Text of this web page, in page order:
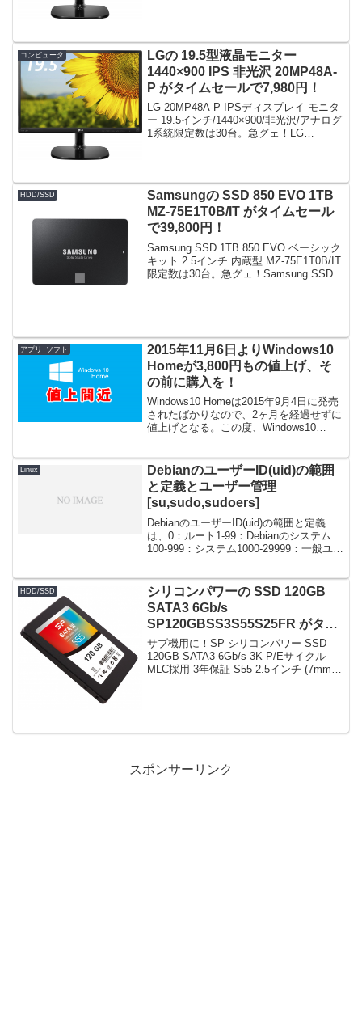
コンピュータ
LGの 19.5型液晶モニター
1440×900 IPS 非光沢 20MP48A-
P がタイムセールで7,980円！
LG 20MP48A-P IPSディスプレイ モニタ
ー 19.5インチ/1440×900/非光沢/アナログ
1系統限定数は30台。急グェ！LG
HDD/SSD
Samsungの SSD 850 EVO 1TB
MZ-75E1T0B/IT がタイムセール
で39,800円！
Samsung SSD 1TB 850 EVO ベーシック
キット 2.5インチ 内蔵型 MZ-75E1T0B/IT
限定数は30台。急グェ！Samsung SSD
アプリ･ソフト
2015年11月6日よりWindows10
Homeが3,800円もの値上げ、そ
の前に購入を！
Windows10 Homeは2015年9月4日に発売
されたばかりなので、2ヶ月を経過せずに
値上げとなる。この度、Windows10
したので皆様にご案内いたします...
Linux
DebianのユーザーID(uid)の範囲
と定義とユーザー管理
[su,sudo,sudoers]
DebianのユーザーID(uid)の範囲と定義
は、0：ルート1-99：Debianのシステム
100-999：システム1000-29999：一般ユー
HDD/SSD
シリコンパワーの SSD 120GB
SATA3 6Gb/s
SP120GBSS3S55S25FR がタイ
ムセールで3,995円！
サブ機用に！SP シリコンパワー SSD
120GB SATA3 6Gb/s 3K P/Eサイクル
MLC採用 3年保証 S55 2.5インチ (7mm)
スポンサーリンク